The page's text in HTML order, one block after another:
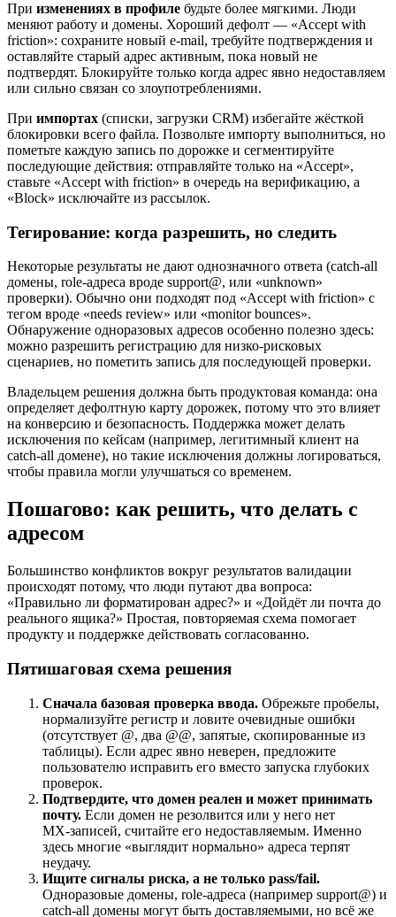
При изменениях в профиле будьте более мягкими. Люди
меняют работу и домены. Хороший дефолт — «Accept with
friction»: сохраните новый e‑mail, требуйте подтверждения и
оставляйте старый адрес активным, пока новый не
подтвердят. Блокируйте только когда адрес явно недоставляем
или сильно связан со злоупотреблениями.
При импортах (списки, загрузки CRM) избегайте жёсткой
блокировки всего файла. Позвольте импорту выполниться, но
пометьте каждую запись по дорожке и сегментируйте
последующие действия: отправляйте только на «Accept»,
ставьте «Accept with friction» в очередь на верификацию, а
«Block» исключайте из рассылок.
Тегирование: когда разрешить, но следить
Некоторые результаты не дают однозначного ответа (catch‑all
домены, role‑адреса вроде support@, или «unknown»
проверки). Обычно они подходят под «Accept with friction» с
тегом вроде «needs review» или «monitor bounces».
Обнаружение одноразовых адресов особенно полезно здесь:
можно разрешить регистрацию для низко‑рисковых
сценариев, но пометить запись для последующей проверки.
Владельцем решения должна быть продуктовая команда: она
определяет дефолтную карту дорожек, потому что это влияет
на конверсию и безопасность. Поддержка может делать
исключения по кейсам (например, легитимный клиент на
catch‑all домене), но такие исключения должны логироваться,
чтобы правила могли улучшаться со временем.
Пошагово: как решить, что делать с
адресом
Большинство конфликтов вокруг результатов валидации
происходят потому, что люди путают два вопроса:
«Правильно ли форматирован адрес?» и «Дойдёт ли почта до
реального ящика?» Простая, повторяемая схема помогает
продукту и поддержке действовать согласованно.
Пятишаговая схема решения
Сначала базовая проверка ввода. Обрежьте пробелы,
нормализуйте регистр и ловите очевидные ошибки
(отсутствует @, два @@, запятые, скопированные из
таблицы). Если адрес явно неверен, предложите
пользователю исправить его вместо запуска глубоких
проверок.
Подтвердите, что домен реален и может принимать
почту. Если домен не резолвится или у него нет
MX‑записей, считайте его недоставляемым. Именно
здесь многие «выглядит нормально» адреса терпят
неудачу.
Ищите сигналы риска, а не только pass/fail.
Одноразовые домены, role‑адреса (например support@) и
catch‑all домены могут быть доставляемыми, но всё же